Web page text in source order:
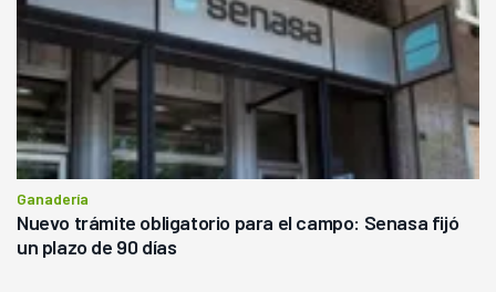
Ganadería
Nuevo trámite obligatorio para el campo: Senasa fijó
un plazo de 90 días